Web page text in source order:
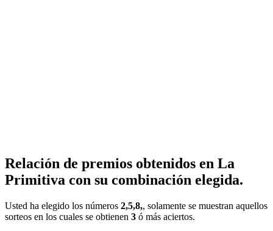
Relación de premios obtenidos en La
Primitiva con su combinación elegida.
Usted ha elegido los números 2,5,8,, solamente se muestran aquellos
sorteos en los cuales se obtienen 3 ó más aciertos.